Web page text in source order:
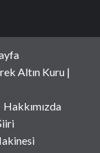
Altın Kuru |
Hakkımızda